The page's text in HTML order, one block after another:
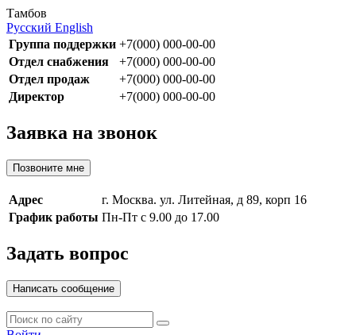
Тамбов
Русский English
Группа поддержки +7(000) 000-00-00
Отдел снабжения
+7(000) 000-00-00
Отдел продаж
+7(000) 000-00-00
Директор
+7(000) 000-00-00
Заявка на звонок
Позвоните мне
Адрес
г. Москва. ул. Литейная, д 89, корп 16
График работы Пн-Пт с 9.00 до 17.00
Задать вопрос
Написать сообщение